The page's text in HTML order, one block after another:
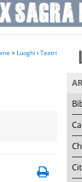
> Luoghi › Teatri